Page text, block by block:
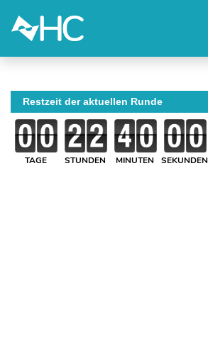
Restzeit der aktuellen Runde
TAGE STUNDEN MINUTEN SEKUNDEN